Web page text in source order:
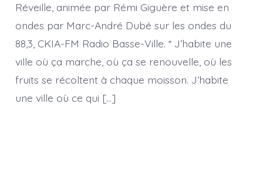
entre
Réveille, animée par Rémi Giguère et mise en
ondes par Marc-André Dubé sur les ondes du
88,3, CKIA-FM Radio Basse-Ville. * J’habite une
ville où ça marche, où ça se renouvelle, où les
fruits se récoltent à chaque moisson. J’habite
une ville où ce qui […]